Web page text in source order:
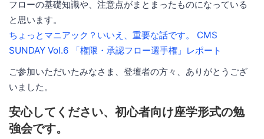
フローの基礎知識や、注意点がまとまったものになっている
と思います。
ちょっとマニアック？いいえ、重要な話です。 CMS
SUNDAY Vol.6 「権限・承認フロー選手権」レポート
ご参加いただいたみなさま、登壇者の方々、ありがとうござ
いました。
安心してください、初心者向け座学形式の勉
強会です。